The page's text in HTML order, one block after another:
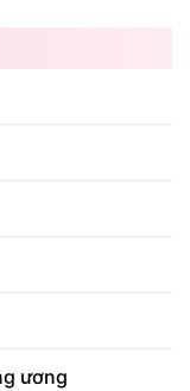
ương